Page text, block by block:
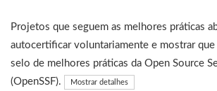
Projetos que seguem as melhores práticas
autocertificar voluntariamente e mostrar que
selo de melhores práticas da Open Source
(OpenSSF).
Mostrar detalhes